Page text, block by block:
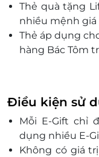
Thẻ quà tặng
nhiều mệnh
Thẻ áp dụng
hàng Bác Tôm
Lựa chọn
hoặc làm phần
Cam kết chất
sản phẩm sạch.
Điều kiện sử
Mỗi E-Gift chỉ
dụng nhiều E-
Không có giá